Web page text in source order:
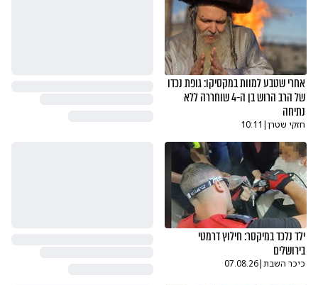
אחרי שטבע למוות במקסיקו: גופת נכדו
של הרב הרוש בן ה-4 שוחררה ללא
נתיחה
חזקי שטרן|
10:11
ילד נלכד במיקסר: חילוץ דרמטי
בירושלים
כיכר השבת|
07.08.26